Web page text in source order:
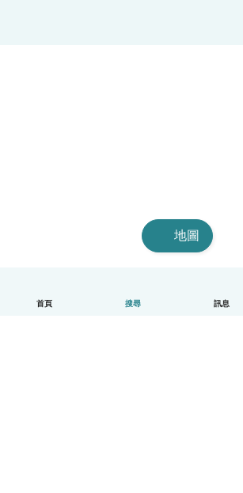
首頁 搜尋 訊息
地圖